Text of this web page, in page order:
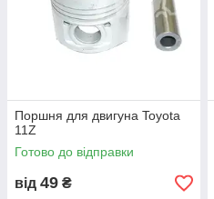
Поршня для двигуна Toyota
11Z
Готово до відправки
від 49 ₴